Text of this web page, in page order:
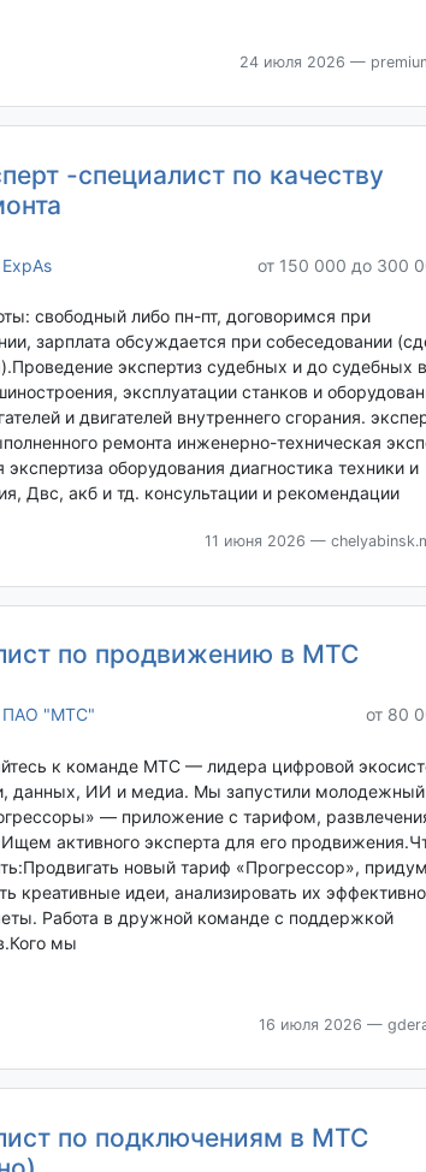
24 июля 2026 —
-специалист по качеству
ExpAs от 150 000 до 300
свободный либо пн-пт, договоримся при
зарплата обсуждается при собеседовании
экспертиз судебных и до судебных в
эксплуатации станков и
и двигателей внутреннего сгорания.
ремонта инженерно-техническая
экспертиза оборудования диагностика техники и
Двс, акб и тд. консультации и рекомендации
11 июня 2026 —
по продвижению в МТС
ПАО "МТС" от 80
к команде МТС — лидера цифровой
данных, ИИ и медиа. Мы запустили молодежный
— приложение с тарифом,
активного эксперта для его
новый тариф «Прогрессор»,
креативные идеи, анализировать их
Работа в дружной команде с поддержкой
мы
16 июля 2026 —
по подключениям в МТС